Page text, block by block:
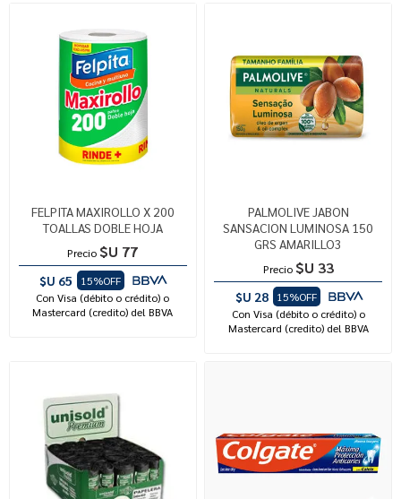
FELPITA MAXIROLLO X 200
TOALLAS DOBLE HOJA
Precio $U 77
$U 65
15%OFF
Con Visa (débito o crédito) o
Mastercard (credito) del BBVA
PALMOLIVE JABON
SANSACION LUMINOSA 150
GRS AMARILLO3
Precio $U 33
$U 28
15%OFF
Con Visa (débito o crédito) o
Mastercard (credito) del BBVA